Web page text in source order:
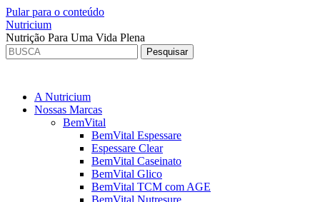
Pular para o conteúdo
Nutricium
Nutrição Para Uma Vida Plena
A Nutricium
Nossas Marcas
BemVital
BemVital Espessare
Espessare Clear
BemVital Caseinato
BemVital Glico
BemVital TCM com AGE
BemVital Nutresure